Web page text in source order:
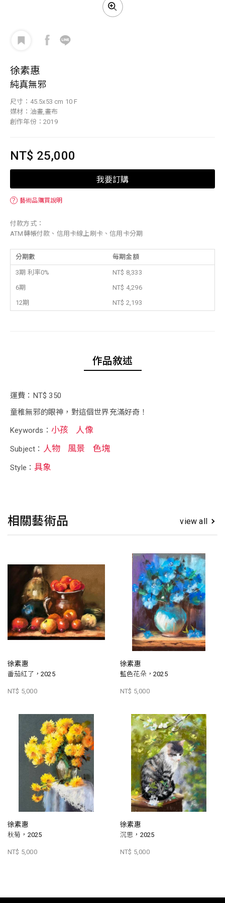
徐素惠
純真無邪
尺寸：45.5x53 cm 10 F
媒材：油畫,畫布
創作年份：2019
NT$ 25,000
我要訂購
？ 藝術品購買說明
付款方式：
ATM轉帳付款、信用卡線上刷卡、信用卡分期
分期數 每期金額
3期 利率0%
NT$ 8,333
6期
NT$ 4,296
12期
NT$ 2,193
作品敘述
運費：NT$ 350
童稚無邪的眼神，對這個世界充滿好奇！
Keywords： 小孩 人像
Subject： 人物 風景 色塊
Style： 具象
相關藝術品 view all
徐素惠
番茄紅了，2025
NT$ 5,000
徐素惠
藍色花朵，2025
NT$ 5,000
徐素惠
秋菊，2025
NT$ 5,000
徐素惠
沉思，2025
NT$ 5,000